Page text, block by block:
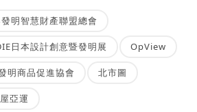
明智慧財產聯盟總會
日本設計創意暨發明展 OpView
明商品促進協會 北市圖
亞運